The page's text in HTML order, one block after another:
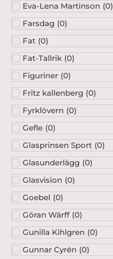
Eva-Lena Martinson (0)
Farsdag (0)
Fat (0)
Fat-Tallrik (0)
Figuriner (0)
Fritz kallenberg (0)
Fyrklövern (0)
Gefle (0)
Glasprinsen Sport (0)
Glasunderlägg (0)
Glasvision (0)
Goebel (0)
Göran Wärff (0)
Gunilla Kihlgren (0)
Gunnar Cyrén (0)